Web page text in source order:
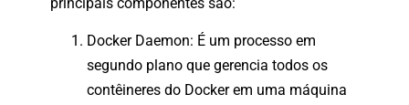
Docker Daemon: É um processo em
segundo plano que gerencia todos os
contêineres do Docker em uma máquina